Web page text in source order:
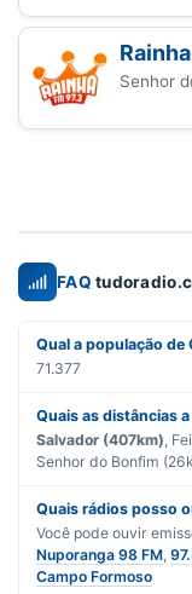
Senhor
FAQ
Qual a população de
71.377
Quais as distâncias
Salvador (407km) ,
Senhor do Bonfim
Quais rádios posso
Você pode ouvir
Nuporanga 98 FM
Campo Formoso